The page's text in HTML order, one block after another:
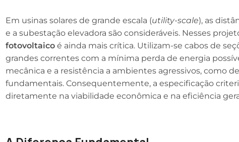
Em usinas solares de grande escala (utility-scale), as
e a subestação elevadora são consideráveis. Nesses
fotovoltaico é ainda mais crítica. Utilizam-se cabos de
grandes correntes com a mínima perda de energia
mecânica e a resistência a ambientes agressivos, como
fundamentais. Consequentemente, a especificação
diretamente na viabilidade econômica e na eficiência